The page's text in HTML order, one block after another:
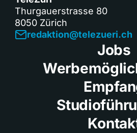
Thurgauerstrasse 80
8050 Zürich
redaktion@telezueri.ch
Jobs